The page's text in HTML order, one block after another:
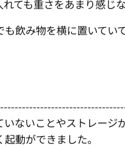
ても重さをあまり感じ
飲み物を横に置いてい
いないことやストレー
動ができました。